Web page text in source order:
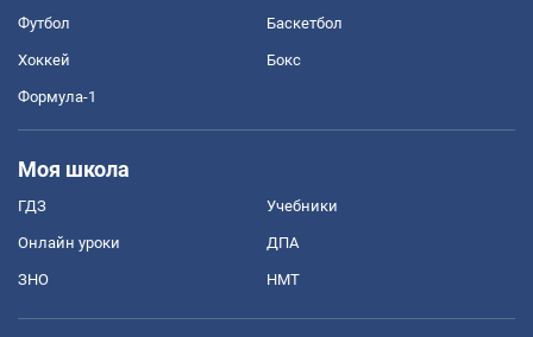
Футбол Баскетбол
Хоккей Бокс
Формула-1
Моя школа
ГДЗ Учебники
Онлайн уроки ДПА
ЗНО НМТ